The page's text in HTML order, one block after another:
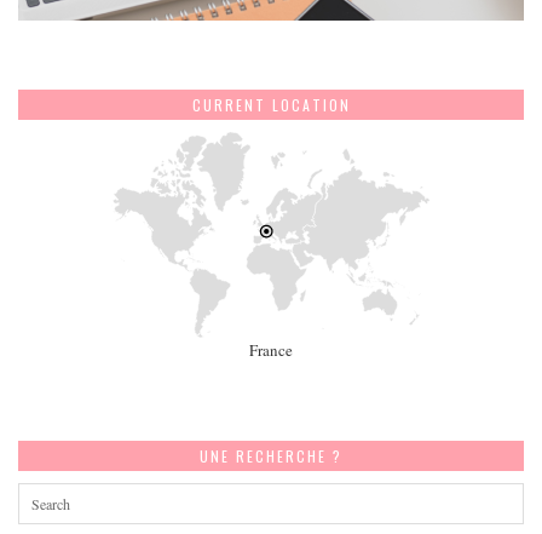
CURRENT LOCATION
France
UNE RECHERCHE ?